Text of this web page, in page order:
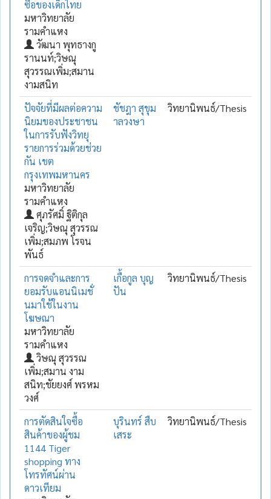
ซื้อของเด็กไทย
มหาวิทยาลัย
รามคำแหง
วัฒนา พุทธางกู
รานนท์;วิษณุ
สุวรรณเพิ่ม;สมาน
งามสนิท
ปัจจัยที่มีผลต่อความ
นิยมของประชาชน
ในการรับฟังวิทยุ
รายการร่วมด้วยช่วย
กัน เขต
กรุงเทพมหานคร
มหาวิทยาลัย
รามคำแหง
ศุภรัศมิ์ ฐิติกุล
เจริญ;วิษณุ สุวรรณ
เพิ่ม;สมภพ โรจน
พันธ์
ชัชฎา สุขุม
าลวงษา
วิทยานิพนธ์/Thesis
การจดจำและการ
ยอมรับแอนนิเมชั่
นมาใช้ในงาน
โฆษณา
มหาวิทยาลัย
รามคำแหง
วิษณุ สุวรรณ
เพิ่ม;สมาน งาม
สนิท;ชัยยงศ์ พรหม
วงศ์
เกื้อกูล บุญ
ปัน
วิทยานิพนธ์/Thesis
การตัดสินใจซื้อ
สินค้าของผู้ชม
1144 Tiger
shopping ทาง
โทรทัศน์ผ่าน
ดาวเทียม
บุรินทร์ สืบ
เสระ
วิทยานิพนธ์/Thesis